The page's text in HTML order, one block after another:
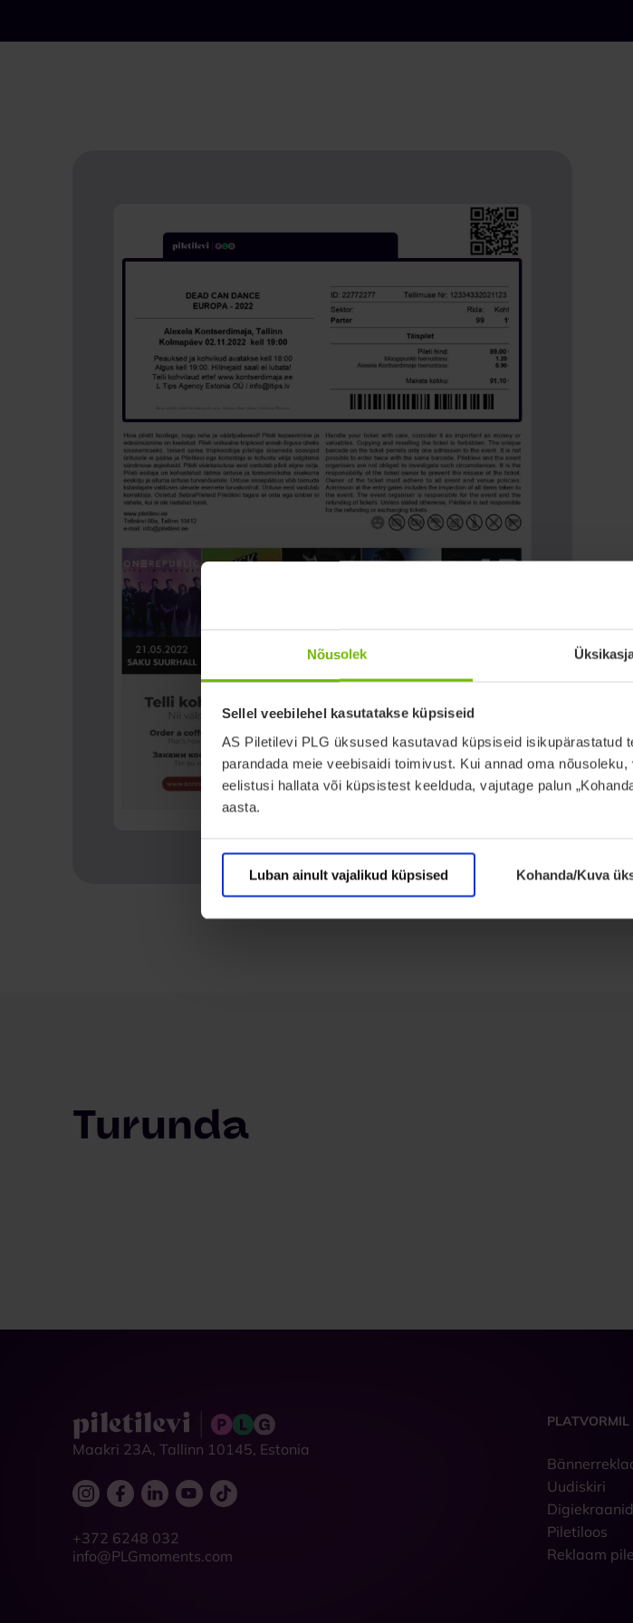
Nõusolek
Sellel veebilehel kasutatakse küpsiseid
AS Piletilevi PLG üksused kasutavad küpsiseid isikupärastatud
parandada meie veebisaidi toimivust. Kui annad oma
eelistusi hallata või küpsistest keelduda, vajutage palun
aasta.
Luban ainult vajalikud küpsised Kohanda/Kuva
Turunda
Maakri 23A, Tallinn 10145, Estonia
+372 6248 032
info@PLGmoments.com
PLATVORMIL
Uudiskiri
Digiekraanid
Piletiloos
Reklaam